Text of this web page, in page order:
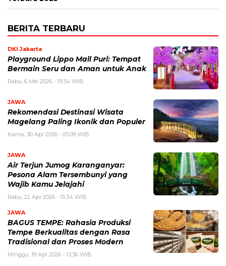
BERITA TERBARU
DKI Jakarta
Playground Lippo Mall Puri: Tempat
Bermain Seru dan Aman untuk Anak
Rabu, 6 Mei 2026 - 19:34 WIB
JAWA
Rekomendasi Destinasi Wisata
Magelang Paling Ikonik dan Populer
Kamis, 30 Apr 2026 - 05:09 WIB
JAWA
Air Terjun Jumog Karanganyar:
Pesona Alam Tersembunyi yang
Wajib Kamu Jelajahi
Rabu, 22 Apr 2026 - 15:34 WIB
JAWA
BAGUS TEMPE: Rahasia Produksi
Tempe Berkualitas dengan Rasa
Tradisional dan Proses Modern
Minggu, 19 Apr 2026 - 13:36 WIB